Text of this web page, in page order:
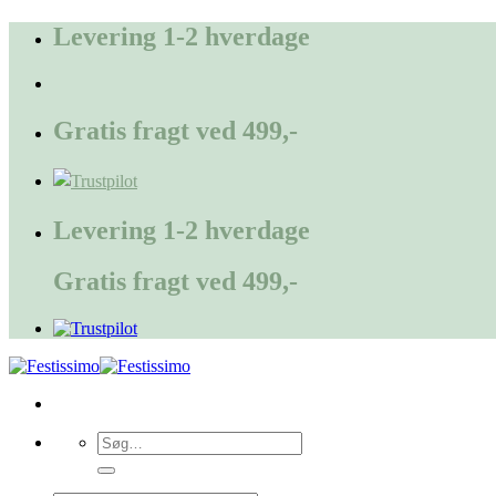
FortsætLevering 1-2 hverdage
Gratis fragt ved 499,-
Levering 1-2 hverdage
Gratis fragt ved 499,-
Søg
efter: